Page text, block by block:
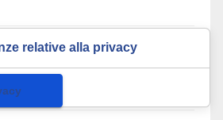
relative alla privacy